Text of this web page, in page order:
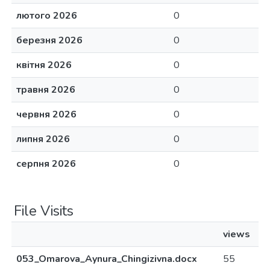
лютого 2026
0
березня 2026
0
квітня 2026
0
травня 2026
0
червня 2026
0
липня 2026
0
серпня 2026
0
File Visits
views
053_Omarova_Aynura_Chingizivna.docx
55